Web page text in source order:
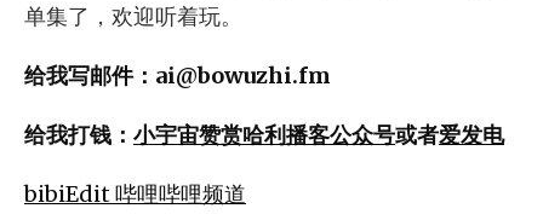
单集了，欢迎听着玩。
给我写邮件： ai@bowuzhi.fm
给我打钱： 小宇宙赞赏哈利播客公众号或者爱发电
bibiEdit 哔哩哔哩频道